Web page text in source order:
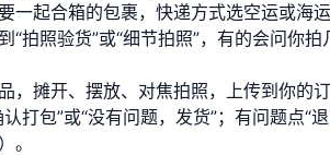
一起合箱的包裹，快递方式选空运或海运
“拍照验货”或“细节拍照”，有的会问你
，摊开、摆放、对焦拍照，上传到你的
打包”或“没有问题，发货”；有问题点“
。